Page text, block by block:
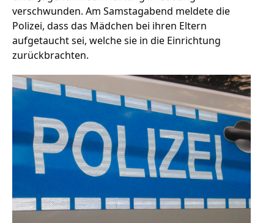
Unternehmen
Das geheime Geräusch
Wandern
Fotobox
Amphibienschutz
Team
Programm
Service
Nachgehört
Handwerker
verschwunden. Am Samstagabend meldete die
Polizei, dass das Mädchen bei ihren Eltern
aufgetaucht sei, welche sie in die Einrichtung
zurückbrachten.